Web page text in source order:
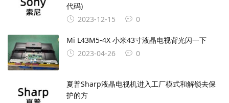
代码)
2023-12-15
0
Mi L43M5-4X 小米43寸液晶电视背光闪一下
2023-04-26
0
夏普Sharp液晶电视机进入工厂模式和解锁去保
护的方